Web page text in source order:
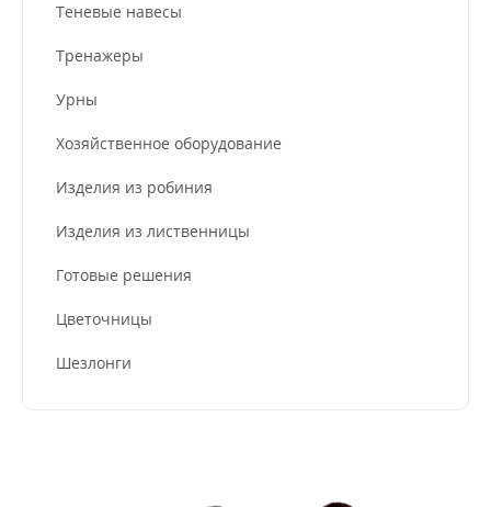
Теневые навесы
Тренажеры
Урны
Хозяйственное оборудование
Изделия из робиния
Изделия из лиственницы
Готовые решения
Цветочницы
Шезлонги